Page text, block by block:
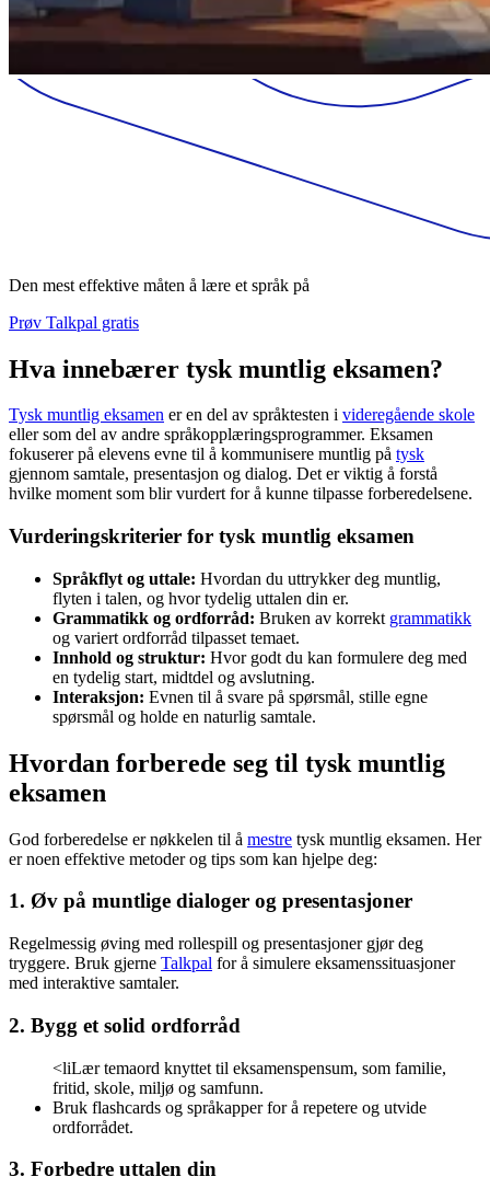
Den mest effektive måten å lære et språk på
Prøv Talkpal gratis
Hva innebærer tysk muntlig eksamen?
Tysk muntlig eksamen er en del av språktesten i videregående skole
eller som del av andre språkopplæringsprogrammer. Eksamen
fokuserer på elevens evne til å kommunisere muntlig på tysk
gjennom samtale, presentasjon og dialog. Det er viktig å forstå
hvilke moment som blir vurdert for å kunne tilpasse forberedelsene.
Vurderingskriterier for tysk muntlig eksamen
Språkflyt og uttale: Hvordan du uttrykker deg muntlig,
flyten i talen, og hvor tydelig uttalen din er.
Grammatikk og ordforråd: Bruken av korrekt grammatikk
og variert ordforråd tilpasset temaet.
Innhold og struktur: Hvor godt du kan formulere deg med
en tydelig start, midtdel og avslutning.
Interaksjon: Evnen til å svare på spørsmål, stille egne
spørsmål og holde en naturlig samtale.
Hvordan forberede seg til tysk muntlig
eksamen
God forberedelse er nøkkelen til å mestre tysk muntlig eksamen. Her
er noen effektive metoder og tips som kan hjelpe deg:
1. Øv på muntlige dialoger og presentasjoner
Regelmessig øving med rollespill og presentasjoner gjør deg
tryggere. Bruk gjerne Talkpal for å simulere eksamenssituasjoner
med interaktive samtaler.
2. Bygg et solid ordforråd
<liLær temaord knyttet til eksamenspensum, som familie,
fritid, skole, miljø og samfunn.
Bruk flashcards og språkapper for å repetere og utvide
ordforrådet.
3. Forbedre uttalen din